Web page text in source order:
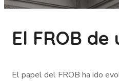
El FROB
El papel del FROB ha ido